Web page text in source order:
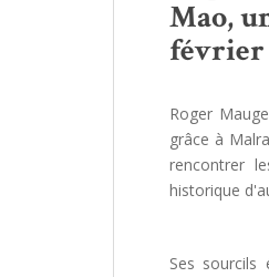
Mao,
février
Roger
grâce à
rencontrer
historique
Ses sourcils